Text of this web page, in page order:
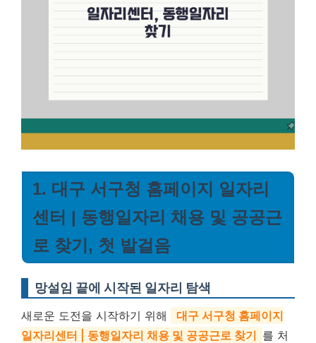
1. 대구 서구청 홈페이지 일자리
센터 | 동행일자리 채용 및 공공근
로 찾기, 첫 발걸음
망설임 끝에 시작된 일자리 탐색
새로운 도전을 시작하기 위해
대구 서구청 홈페이지
일자리센터 | 동행일자리 채용 및 공공근로 찾기 를 처